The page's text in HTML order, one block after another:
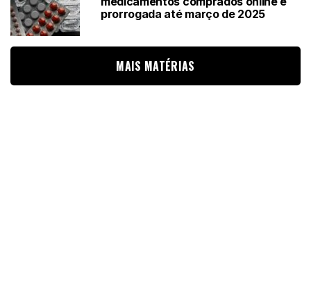
prorrogada até março de 2025
MAIS MATÉRIAS